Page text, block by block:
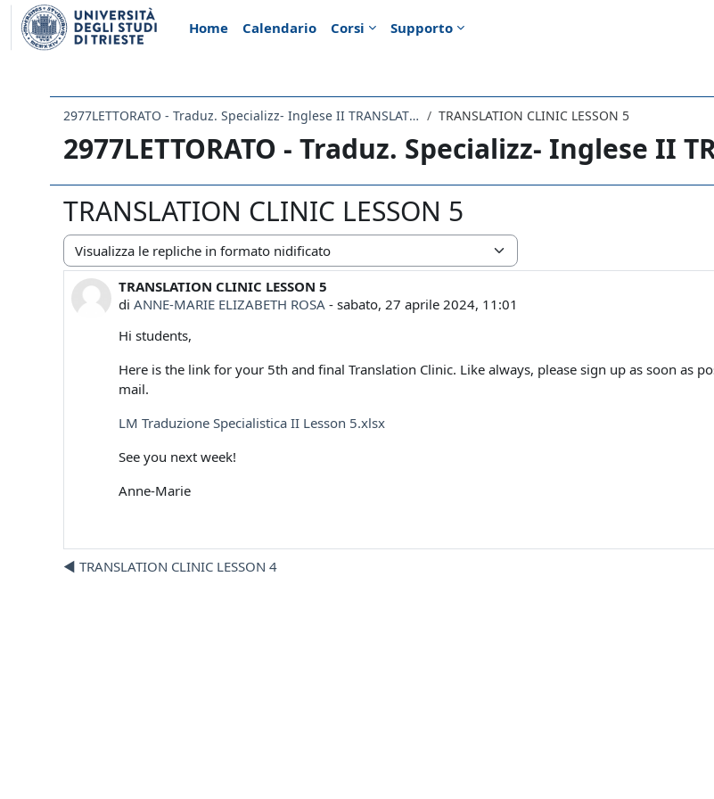
Vai al contenuto principale
Home
Calendario Corsi Supporto
2977LETTORATO - Traduz. Specializz- Inglese II TRANSLATION CLINIC 2023 TRANSLATION CLINIC LESSON 5
2977LETTORATO - Traduz. Specializz- Inglese II
TRANSLATION CLINIC LESSON 5
Modalità visualizzazione
TRANSLATION CLINIC LESSON 5
di ANNE-MARIE ELIZABETH ROSA - sabato, 27 aprile 2024, 11:01
Numero di risposte: 0
Hi students,
Here is the link for your 5th and final Translation Clinic. Like always, please sign up as soon as
mail.
LM Traduzione Specialistica II Lesson 5.xlsx
See you next week!
Anne-Marie
◀︎ TRANSLATION CLINIC LESSON 4